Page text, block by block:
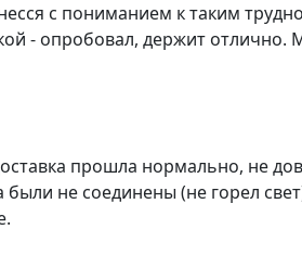
с пониманием к таким
- опробовал, держит отлично.
прошла нормально, не
не соединены (не горел